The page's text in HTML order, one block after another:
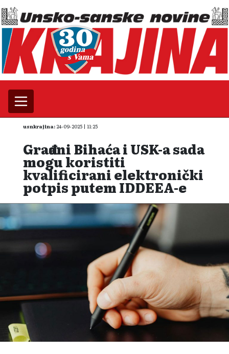
usnkrajina: 24-09-2025 | 11:25
Građani Bihaća i USK-a sada
mogu koristiti
kvalificirani elektronički
potpis putem IDDEEA-e